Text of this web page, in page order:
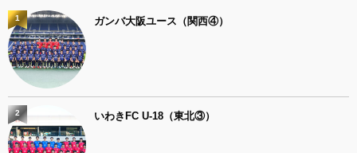
ガンバ大阪ユース（関西④）
1
いわきFC U-18（東北③）
2